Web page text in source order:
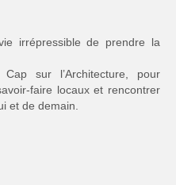
irrépressible de prendre la
sur l’Architecture, pour
faire locaux et rencontrer
et de demain.